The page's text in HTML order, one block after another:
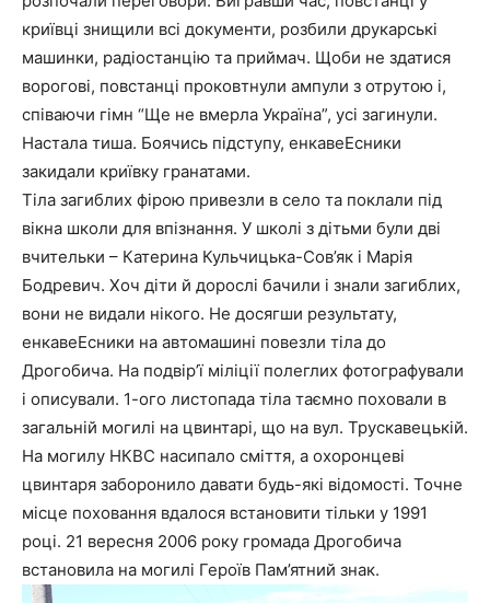
криївці знищили всі документи, розбили друкарські
машинки, радіостанцію та приймач. Щоби не здатися
ворогові, повстанці проковтнули ампули з отрутою і,
співаючи гімн “Ще не вмерла Україна”, усі загинули.
Настала тиша. Боячись підступу, енкавеЕсники
закидали криївку гранатами.
Тіла загиблих фірою привезли в село та поклали під
вікна школи для впізнання. У школі з дітьми були дві
вчительки – Катерина Кульчицька-Сов’як і Марія
Бодревич. Хоч діти й дорослі бачили і знали загиблих,
вони не видали нікого. Не досягши результату,
енкавеЕсники на автомашині повезли тіла до
Дрогобича. На подвір’ї міліції полеглих фотографували
і описували. 1-ого листопада тіла таємно поховали в
загальній могилі на цвинтарі, що на вул. Трускавецькій.
На могилу НКВС насипало сміття, а охоронцеві
цвинтаря заборонило давати будь-які відомості. Точне
місце поховання вдалося встановити тільки у 1991
році. 21 вересня 2006 року громада Дрогобича
встановила на могилі Героїв Пам’ятний знак.